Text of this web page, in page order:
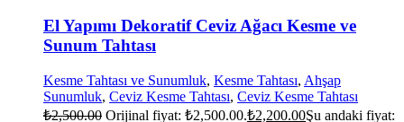
El Yapımı Dekoratif Ceviz Ağacı Kesme ve
Sunum Tahtası
Kesme Tahtası ve Sunumluk, Kesme Tahtası, Ahşap
Sunumluk, Ceviz Kesme Tahtası, Ceviz Kesme Tahtası
₺2,500.00 Orijinal fiyat: ₺2,500.00.₺2,200.00Şu andaki fiyat: